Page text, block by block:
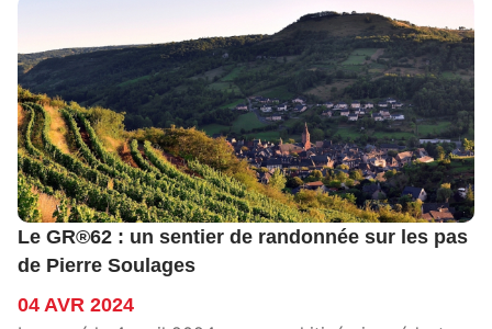
Le GR®62 : un sentier de randonnée sur les pas
de Pierre Soulages
04 AVR 2024